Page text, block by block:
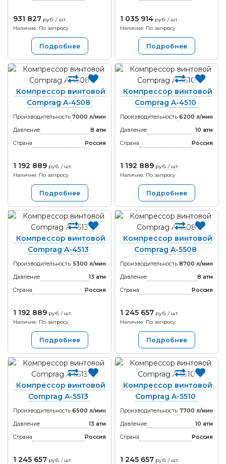
931 827 руб. / шт.
Наличие: По запросу
Подробнее
1 035 914 руб. / шт.
Наличие: По запросу
Подробнее
Компрессор винтовой
Comprag A-4508
Производительность 7000 л/мин
Давление
8 атм
Страна
Россия
1 192 889 руб. / шт.
Наличие: По запросу
Подробнее
Компрессор винтовой
Comprag A-4510
Производительность 6200 л/мин
Давление
10 атм
Страна
Россия
1 192 889 руб. / шт.
Наличие: По запросу
Подробнее
Компрессор винтовой
Comprag A-4513
Производительность 5300 л/мин
Давление
13 атм
Страна
Россия
1 192 889 руб. / шт.
Наличие: По запросу
Подробнее
Компрессор винтовой
Comprag A-5508
Производительность 8700 л/мин
Давление
8 атм
Страна
Россия
1 245 657 руб. / шт.
Наличие: По запросу
Подробнее
Компрессор винтовой
Comprag A-5513
Производительность 6500 л/мин
Давление
13 атм
Страна
Россия
1 245 657 руб. / шт.
Компрессор винтовой
Comprag A-5510
Производительность 7700 л/мин
Давление
10 атм
Страна
Россия
1 245 657 руб. / шт.